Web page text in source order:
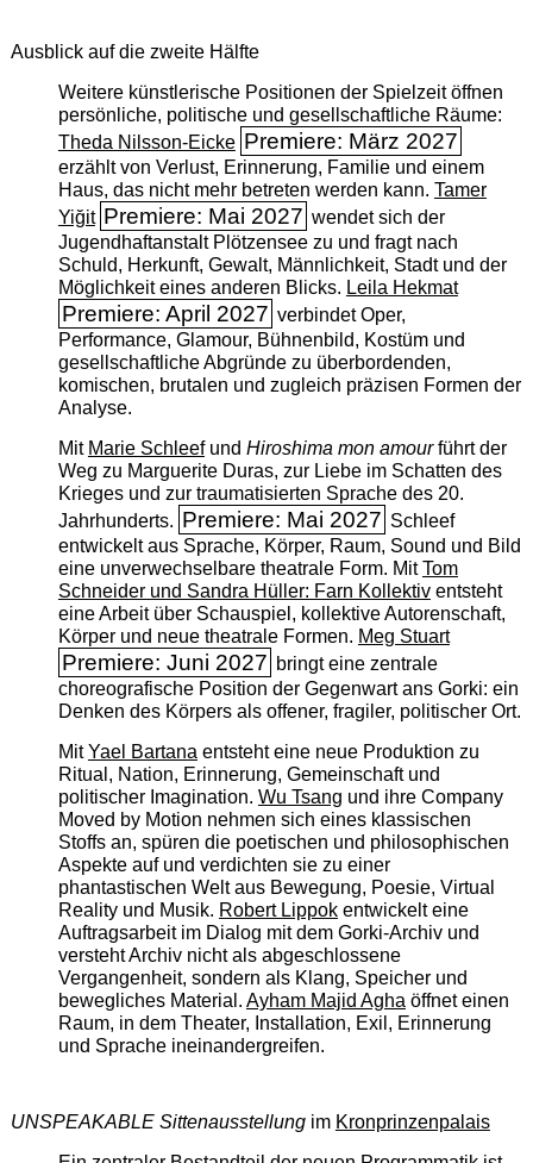
Ausblick auf die zweite Hälfte
Weitere künstlerische Positionen der Spielzeit öffnen
persönliche, politische und gesellschaftliche Räume:
Theda Nilsson-Eicke Premiere: März 2027
erzählt von Verlust, Erinnerung, Familie und einem
Haus, das nicht mehr betreten werden kann. Tamer
Yiğit Premiere: Mai 2027 wendet sich der
Jugendhaftanstalt Plötzensee zu und fragt nach
Schuld, Herkunft, Gewalt, Männlichkeit, Stadt und der
Möglichkeit eines anderen Blicks. Leila Hekmat
Premiere: April 2027 verbindet Oper,
Performance, Glamour, Bühnenbild, Kostüm und
gesellschaftliche Abgründe zu überbordenden,
komischen, brutalen und zugleich präzisen Formen der
Analyse.
Mit Marie Schleefund Hiroshima mon amourführt der
Weg zu Marguerite Duras, zur Liebe im Schatten des
Krieges und zur traumatisierten Sprache des 20.
Jahrhunderts. Premiere: Mai 2027 Schleef
entwickelt aus Sprache, Körper, Raum, Sound und Bild
eine unverwechselbare theatrale Form. MitTom
Schneider und Sandra Hüller: Farn Kollektiventsteht
eine Arbeit über Schauspiel, kollektive Autorenschaft,
Körper und neue theatrale Formen. Meg Stuart
Premiere: Juni 2027 bringt eine zentrale
choreografische Position der Gegenwart ans Gorki: ein
Denken des Körpers als offener, fragiler, politischer Ort.
MitYael Bartanaentsteht eine neue Produktion zu
Ritual, Nation, Erinnerung, Gemeinschaft und
politischer Imagination. Wu Tsang und ihre Company
Moved by Motion nehmen sich eines klassischen
Stoffs an, spüren die poetischen und philosophischen
Aspekte auf und verdichten sie zu einer
phantastischen Welt aus Bewegung, Poesie, Virtual
Reality und Musik. Robert Lippokentwickelt eine
Auftragsarbeit im Dialog mit dem Gorki-Archiv und
versteht Archiv nicht als abgeschlossene
Vergangenheit, sondern als Klang, Speicher und
bewegliches Material. Ayham Majid Aghaöffnet einen
Raum, in dem Theater, Installation, Exil, Erinnerung
und Sprache ineinandergreifen.
UNSPEAKABLE Sittenausstellungim Kronprinzenpalais